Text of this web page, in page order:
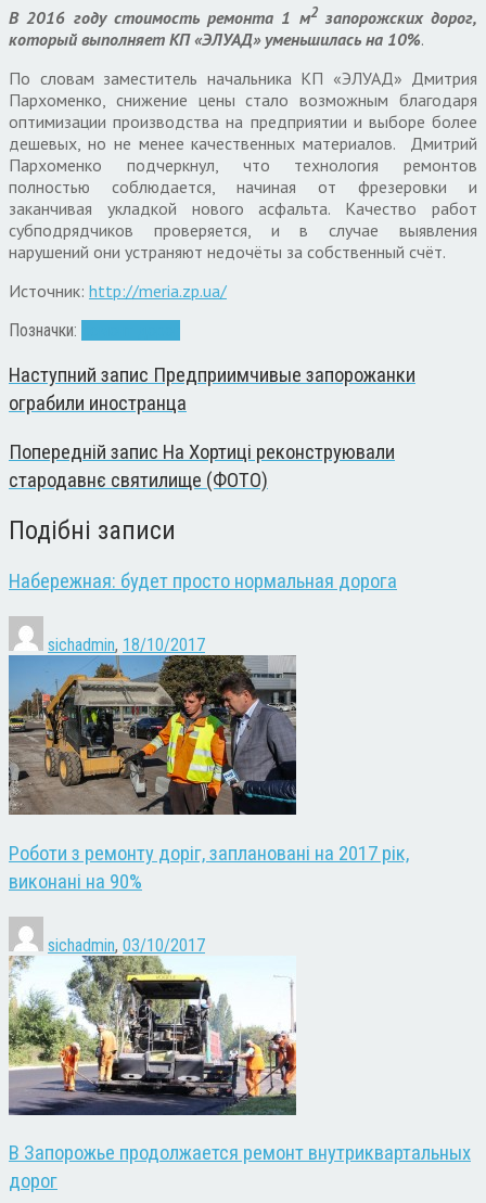
В 2016 году стоимость ремонта 1 м2запорожских дорог,
который выполняет КП «ЭЛУАД» уменьшилась на 10%.
По словам заместитель начальника КП «ЭЛУАД» Дмитрия
Пархоменко, снижение цены стало возможным благодаря
оптимизации производства на предприятии и выборе более
дешевых, но не менее качественных материалов. Дмитрий
Пархоменко подчеркнул, что технология ремонтов
полностью соблюдается, начиная от фрезеровки и
заканчивая укладкой нового асфальта. Качество работ
субподрядчиков проверяется, и в случае выявления
нарушений они устраняют недочёты за собственный счёт.
Источник: http://meria.zp.ua/
Позначки:
Наступний запис Предприимчивые запорожанки
ограбили иностранца
Попередній запис На Хортиці реконструювали
стародавнє святилище (ФОТО)
Подібні записи
Набережная: будет просто нормальная дорога
sichadmin, 18/10/2017
Роботи з ремонту доріг, заплановані на 2017 рік,
виконані на 90%
sichadmin, 03/10/2017
В Запорожье продолжается ремонт внутриквартальных
дорог